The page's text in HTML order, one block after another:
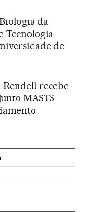
da
Tecnologia
de
Rendell recebe
MASTS